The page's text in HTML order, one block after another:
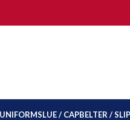
UNIFORMSLUE / CAPBELTER /